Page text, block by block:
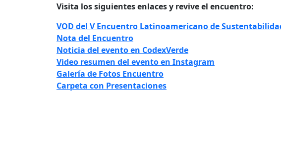
Visita los siguientes enlaces y revive el encuentro:
VOD del V Encuentro Latinoamericano de
Nota del Encuentro
Noticia del evento en CodexVerde
Video resumen del evento en Instagram
Galería de Fotos Encuentro
Carpeta con Presentaciones